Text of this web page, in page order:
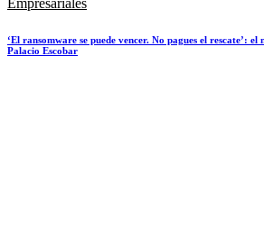
‘El ransomware se puede vencer. No pagues el rescate’:
Palacio Escobar